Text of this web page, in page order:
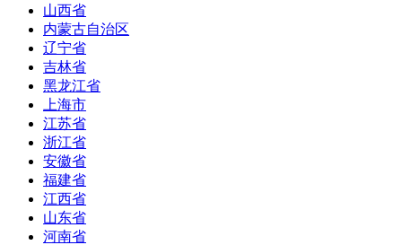
山西省
内蒙古自治区
辽宁省
吉林省
黑龙江省
上海市
江苏省
浙江省
安徽省
福建省
江西省
山东省
河南省